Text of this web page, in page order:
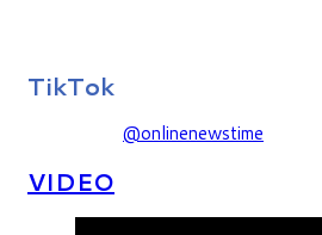
TikTok
@onlinenewstime
VIDEO